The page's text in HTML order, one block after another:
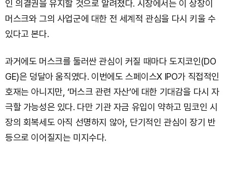
인 의결권을 유지할 것으로 알려졌다. 시장에서는 이 상장이
머스크와 그의 사업군에 대한 전 세계적 관심을 다시 키울 수
있다고 본다.
과거에도 머스크를 둘러싼 관심이 커질 때마다 도지코인(DO
GE)은 덩달아 움직였다. 이번에도 스페이스X IPO가 직접적인
호재는 아니지만, ‘머스크 관련 자산’에 대한 기대감을 다시 자
극할 가능성은 있다. 다만 기관 자금 유입이 약하고 밈코인 시
장의 회복세도 아직 선명하지 않아, 단기적인 관심이 장기 반
등으로 이어질지는 미지수다.